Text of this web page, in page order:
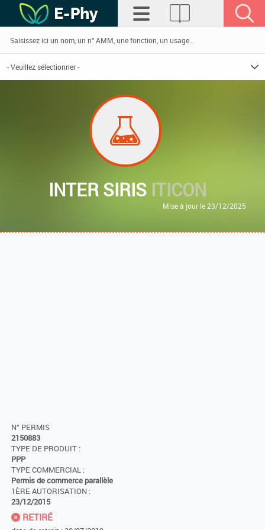
INTER SIRIS ITICON
Mise à jour le 23/12/2025
N° PERMIS
2150883
TYPE DE PRODUIT :
PPP
TYPE COMMERCIAL :
Permis de commerce parallèle
1ÈRE AUTORISATION :
23/12/2015
RETIRÉ